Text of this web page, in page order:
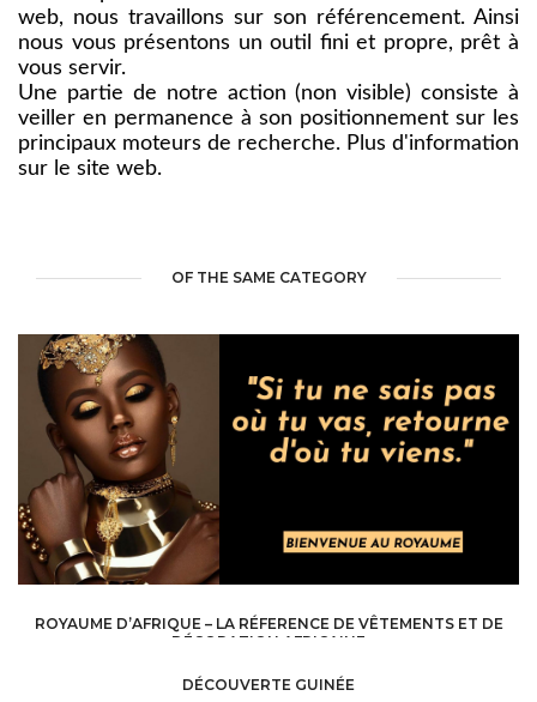
web, nous travaillons sur son référencement. Ainsi
nous vous présentons un outil fini et propre, prêt à
vous servir.
Une partie de notre action (non visible) consiste à
veiller en permanence à son positionnement sur les
principaux moteurs de recherche. Plus d'information
sur le site web.
OF THE SAME CATEGORY
ROYAUME D’AFRIQUE – LA RÉFERENCE DE VÊTEMENTS ET DE
DÉCORATION AFRICAINE
DÉCOUVERTE GUINÉE